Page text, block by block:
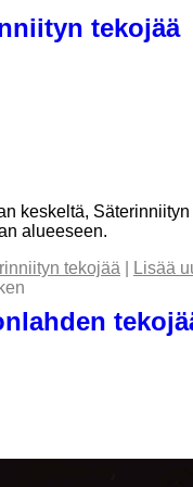
tekojää
keskeltä,
alueeseen.
tekojää
Lisää